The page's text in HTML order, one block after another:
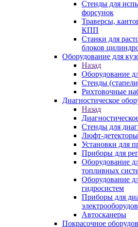
Стенды для
форсунок
Траверсы,
КПП
Станки для
блоков
Оборудование для
Назад
Оборудование
Стенды
Рихтовочные
Диагностическое
Назад
Стенды для
Люфт-детекторы
Установки для
Приборы для
Оборудование
топливных
Оборудование
гидросистем
Приборы для
Автосканеры
Покрасочное